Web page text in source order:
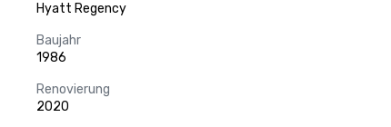
Hyatt Regency
Baujahr
1986
Renovierung
2020